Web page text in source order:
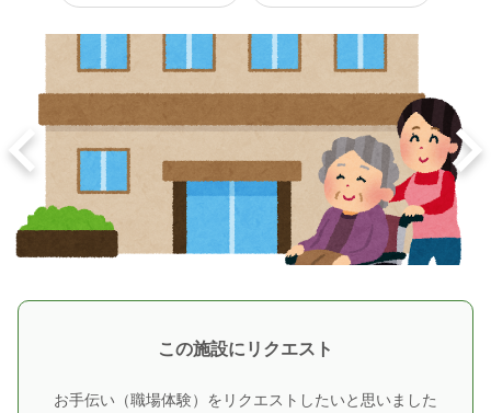
この施設にリクエスト
お手伝い（職場体験）をリクエストしたいと思いました